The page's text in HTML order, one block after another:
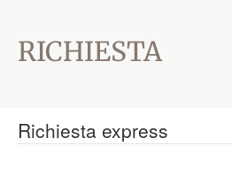
RICHIESTA
Richiesta express